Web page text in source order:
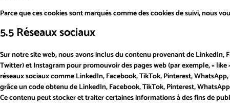
Parce que ces cookies sont marqués comme des cookies de suivi, nous
5.5 Réseaux sociaux
Sur notre site web, nous avons inclus du contenu provenant de LinkedIn,
Twitter) et Instagram pour promouvoir des pages web (par exemple, « like
réseaux sociaux comme LinkedIn, Facebook, TikTok, Pinterest,
grâce un code obtenu de LinkedIn, Facebook, TikTok, Pinterest,
Ce contenu peut stocker et traiter certaines informations à des fins de